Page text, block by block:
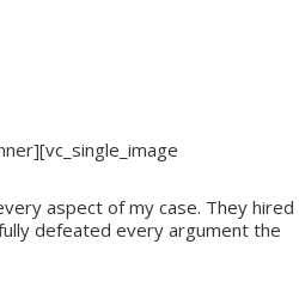
aspect of my case. They hired
defeated every argument the